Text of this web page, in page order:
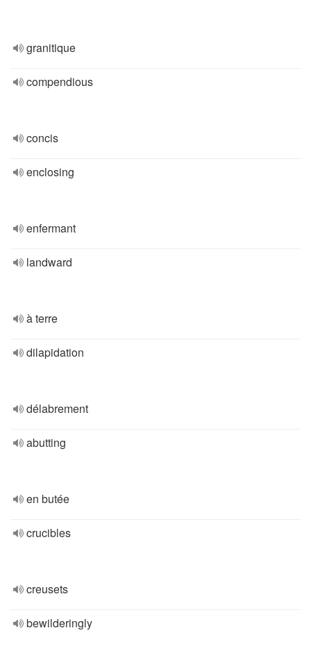
granitique
compendious
concis
enclosing
enfermant
landward
à terre
dilapidation
délabrement
abutting
en butée
crucibles
creusets
bewilderingly